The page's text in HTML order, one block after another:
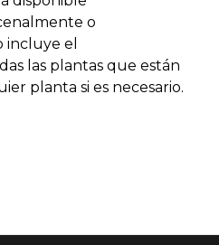
o
incluye el
las plantas que están
planta si es necesario.